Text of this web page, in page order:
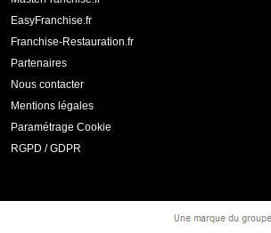
EasyFranchise.fr
Franchise-Restauration.fr
Partenaires
Nous contacter
Mentions légales
Paramétrage Cookie
RGPD / GDPR